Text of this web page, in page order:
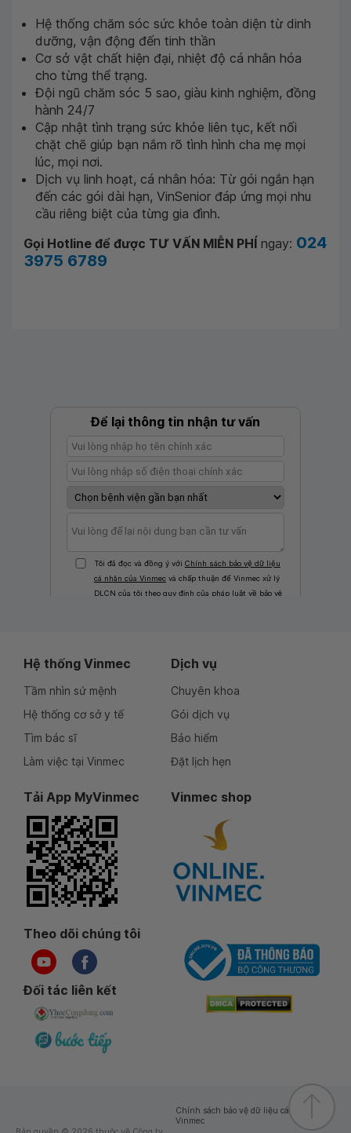
Hệ thống chăm sóc sức khỏe toàn diện từ dinh
dưỡng, vận động đến tinh thần
Cơ sở vật chất hiện đại, nhiệt độ cá nhân hóa
cho từng thể trạng.
Đội ngũ chăm sóc 5 sao, giàu kinh nghiệm, đồng
hành 24/7
Cập nhật tình trạng sức khỏe liên tục, kết nối
chặt chẽ giúp bạn nắm rõ tình hình cha mẹ mọi
lúc, mọi nơi.
Dịch vụ linh hoạt, cá nhân hóa: Từ gói ngắn hạn
đến các gói dài hạn, VinSenior đáp ứng mọi nhu
cầu riêng biệt của từng gia đình.
Gọi Hotline để được TƯ VẤN MIỄN PHÍ ngay: 024
3975 6789
Hệ thống Vinmec
Tầm nhìn sứ mệnh
Hệ thống cơ sở y tế
Tìm bác sĩ
Làm việc tại Vinmec
Dịch vụ
Chuyên khoa
Gói dịch vụ
Bảo hiểm
Đặt lịch hẹn
Tải App MyVinmec Vinmec shop
Theo dõi chúng tôi
Đối tác liên kết
Chính sách bảo vệ dữ liệu cá nhân của
Vinmec